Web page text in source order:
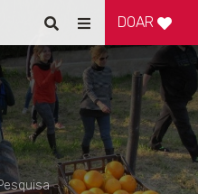
Pesquisar
Alternar
de
navegação
DOAR